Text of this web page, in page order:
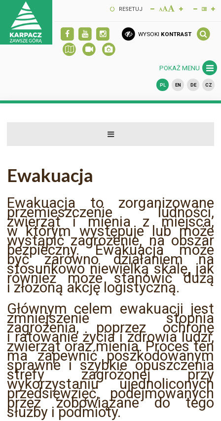
RESETUJ
WYSOKI KONTRAST
POKAŻ MENU
PL EN DE CZ
Ewakuacja
Ewakuacja to zorganizowane
przemieszczenie ludności,
zwierząt i mienia z miejsca,
w którym występuje lub może
wystąpić zagrożenie, na obszar
bezpieczny. Ewakuacja może
być zarówno działaniem na
stosunkowo niewielką skalę, jak
również może stanowić dużą
i złożoną akcję logistyczną.
Głównym celem ewakuacji jest
zmniejszenie stopnia
zagrożenia, poprzez ochronę
i ratowanie życia i zdrowia ludzi,
zwierząt oraz mienia. Proces ten
ma zapewnić poszkodowanym
sprawne i szybkie opuszczenia
strefy zagrożonej przy
wykorzystaniu ujednoliconych
przedsięwzięć, podejmowanych
przez zobowiązane do tego
służby i podmioty.